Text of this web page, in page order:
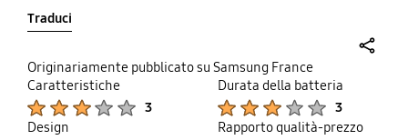
Traduci
Originariamente pubblicato su Samsung France
Caratteristiche
3
Durata della batteria
3
Design
Rapporto qualità-prezzo